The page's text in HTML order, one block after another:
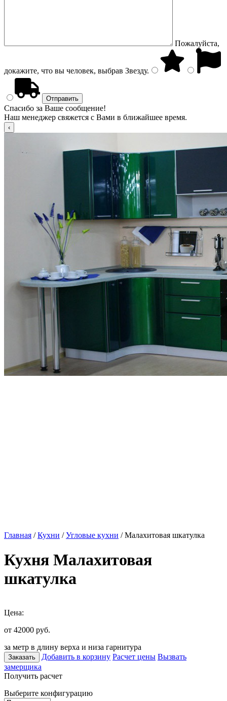
Пожалуйста,
докажите, что вы человек, выбрав Звезду.
Спасибо за Ваше сообщение!
Наш менеджер свяжется с Вами в ближайшее время.
Главная /Кухни /Угловые кухни / Малахитовая шкатулка
Кухня Малахитовая
шкатулка
Цена:
от 42000 руб.
за метр в длину верха и низа гарнитура
Заказать Добавить в корзину Расчет цены Вызвать
замерщика
Получить расчет
Выберите конфигурацию